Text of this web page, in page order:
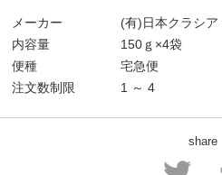
メーカー
(有)日本クラシ
内容量
150ｇ×4袋
便種
宅急便
注文数制限
1 ～ 4
share